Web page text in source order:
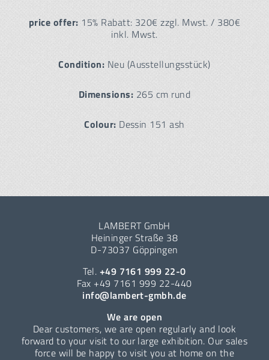
price offer: 15% Rabatt: 320€ zzgl. Mwst. / 380€
inkl. Mwst.
Condition: Neu (Ausstellungsstück)
Dimensions: 265 cm rund
Colour: Dessin 151 ash
LAMBERT GmbH
Heininger Straße 38
D-73037 Göppingen
Tel. +49 7161 999 22-0
Fax +49 7161 999 22-440
info@lambert-gmbh.de
We are open
Dear customers, we are open regularly and look
forward to your visit to our large exhibition. Our sales
force will be happy to visit you at home on the